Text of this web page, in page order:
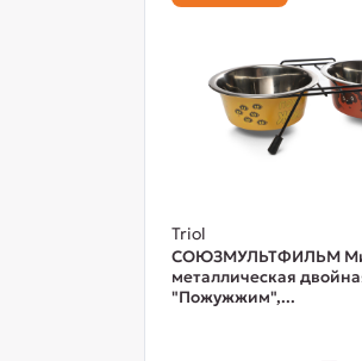
Triol
СОЮЗМУЛЬТФИЛЬМ
металлическая
"Пожужжим",...